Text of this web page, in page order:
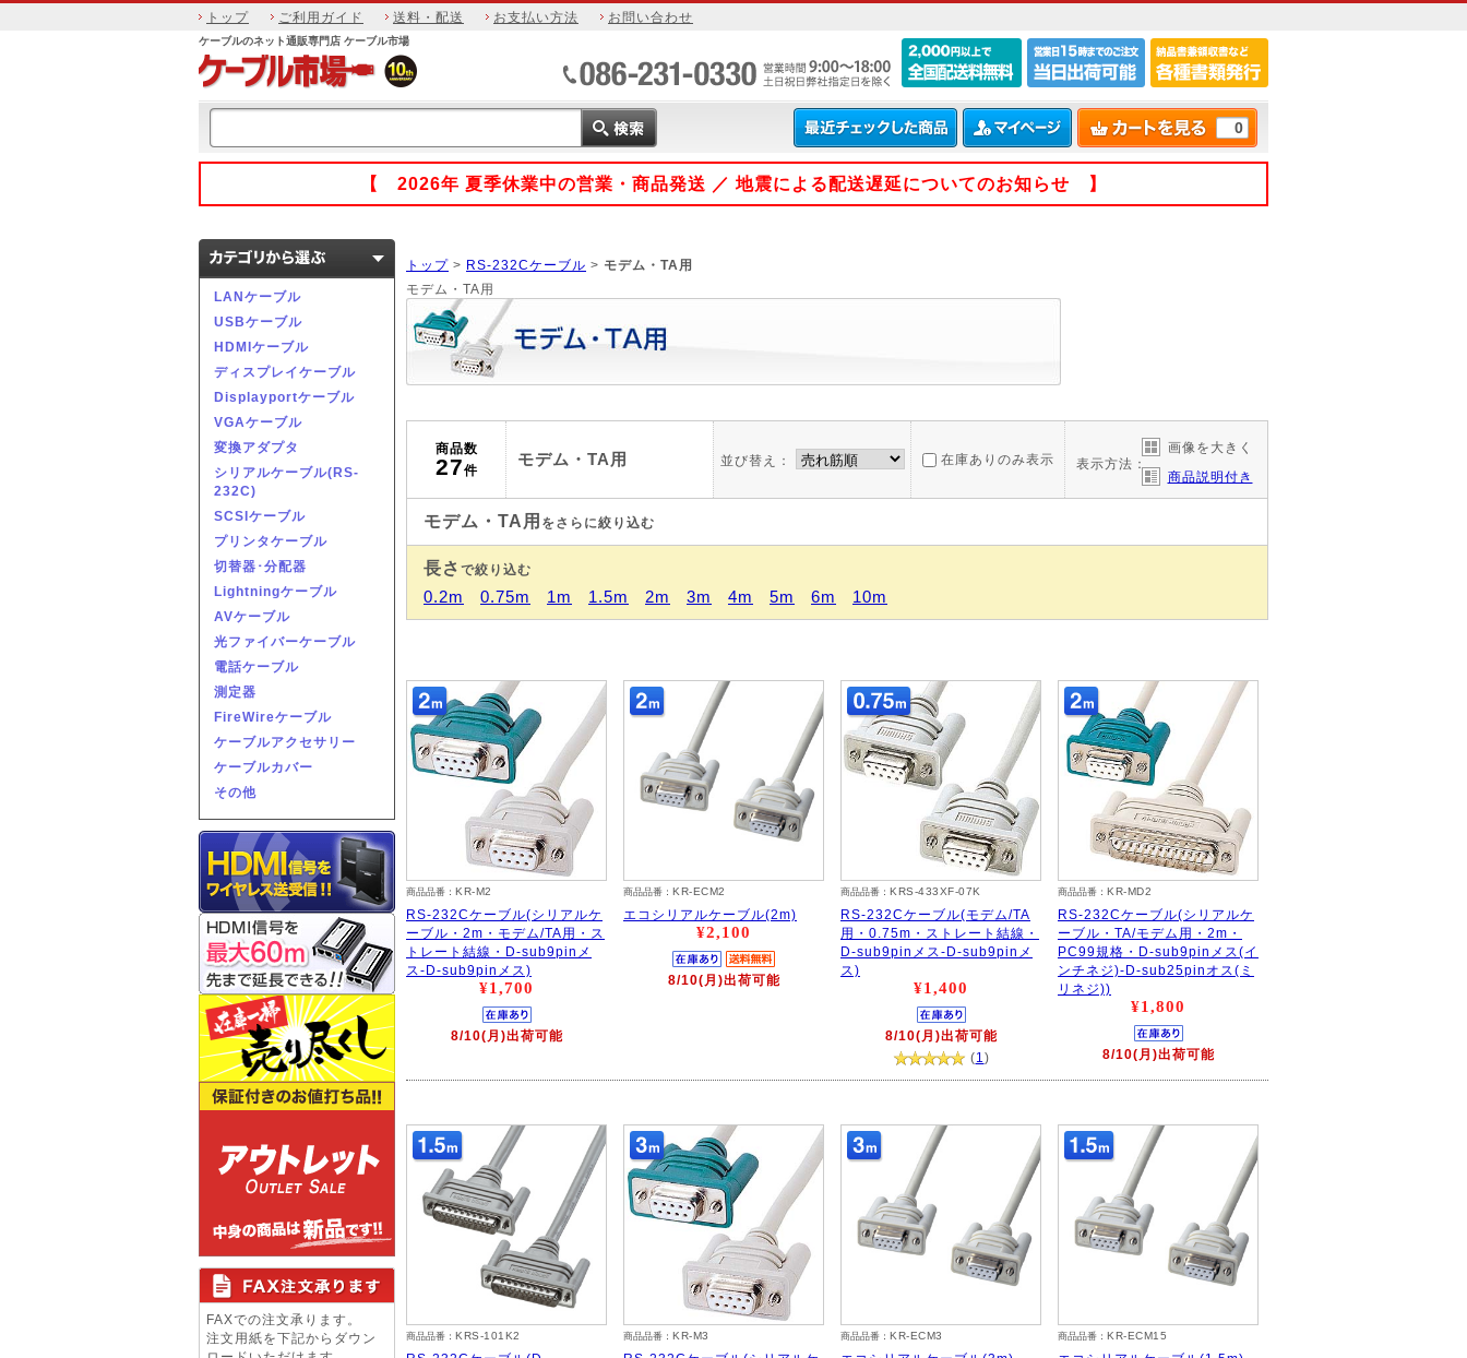
トップ ご利用ガイド 送料・配送 お支払い方法 お問い合わせ
ケーブルのネット通販専門店 ケーブル市場
0
【 2026年 夏季休業中の営業・商品発送 ／ 地震による配送遅延についてのお知らせ 】
LANケーブル
USBケーブル
HDMIケーブル
ディスプレイケーブル
Displayportケーブル
VGAケーブル
変換アダプタ
シリアルケーブル(RS-
232C)
SCSIケーブル
プリンタケーブル
切替器･分配器
Lightningケーブル
AVケーブル
光ファイバーケーブル
電話ケーブル
測定器
FireWireケーブル
ケーブルアクセサリー
ケーブルカバー
その他
FAXでの注文承ります。
注文用紙を下記からダウン
トップ > RS-232Cケーブル > モデム・TA用
モデム・TA用
商品数
27件
モデム・TA用 並び替え： 在庫ありのみ表示 表示方法：
画像を大きく
商品説明付き
モデム・TA用 をさらに絞り込む
長さ で絞り込む
0.2m 0.75m 1m 1.5m 2m 3m 4m 5m 6m 10m
商品品番： KR-M2
RS-232Cケーブル(シリアルケ
ーブル・2m・モデム/TA用・ス
トレート結線・D-sub9pinメ
ス-D-sub9pinメス)
¥1,700
8/10(月)出荷可能
商品品番： KR-ECM2
エコシリアルケーブル(2m)
¥2,100
8/10(月)出荷可能
商品品番： KRS-433XF-07K
RS-232Cケーブル(モデム/TA
用・0.75m・ストレート結線・
D-sub9pinメス-D-sub9pinメ
ス)
¥1,400
8/10(月)出荷可能
(1 )
商品品番： KR-MD2
RS-232Cケーブル(シリアルケ
ーブル・TA/モデム用・2m・
PC99規格・D-sub9pinメス(イ
ンチネジ)-D-sub25pinオス(ミ
リネジ))
¥1,800
8/10(月)出荷可能
商品品番： KRS-101K2 商品品番： KR-M3 商品品番： KR-ECM3 商品品番： KR-ECM15